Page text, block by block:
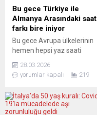
Yorumcular, gelecekte
Twitter’ı nelerin beklediği
konusunda şüpheli. ECO –
ECONOMIA ONLINE
(Portekiz) BİR...
Bu gece Türkiye ile
Almanya Arasındaki saat
farkı bire iniyor
Bu gece Avrupa ülkelerinin
hemen hepsi yaz saati
sene olduğu gibi mart ayının
son cumartesini pazara
saatler 02.00’den 03.00’e
getirilerek, bir saat ileri
28.03.2026
yorumlar kapalı
219